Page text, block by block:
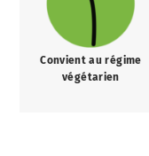
Convient au régime
végétarien